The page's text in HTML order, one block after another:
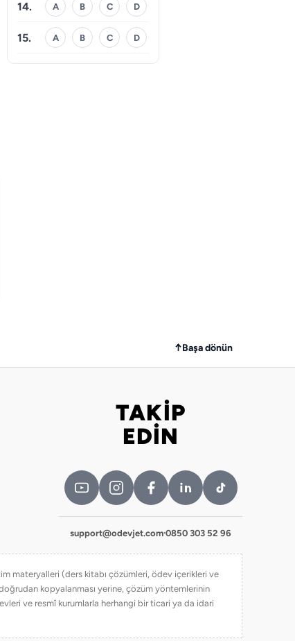
14. A B C D
15. A B C D
↑Başa dönün
Bizi takip edin
TAKİP
EDİN
support@odevjet.com·0850 303 52 96
materyalleri (ders kitabı çözümleri, ödev içerikleri ve
kopyalanması yerine, çözüm yöntemlerinin
ve resmî kurumlarla herhangi bir ticari ya da idari